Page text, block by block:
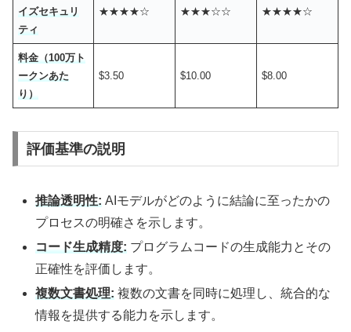
イズセキュリ
ティ
★★★★☆ ★★★☆☆ ★★★★☆
料金（100万ト
ークンあた
り）
$3.50 $10.00 $8.00
評価基準の説明
推論透明性: AIモデルがどのように結論に至ったかの
プロセスの明確さを示します。​
コード生成精度: プログラムコードの生成能力とその
正確性を評価します。​
複数文書処理: 複数の文書を同時に処理し、統合的な
情報を提供する能力を示します。​